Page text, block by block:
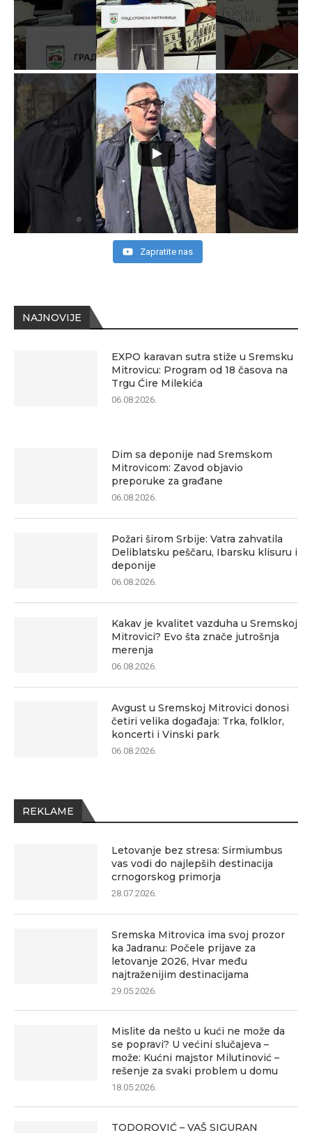
NAJNOVIJE
EXPO karavan sutra stiže u Sremsku
Mitrovicu: Program od 18 časova na
Trgu Ćire Milekića
06.08.2026.
Dim sa deponije nad Sremskom
Mitrovicom: Zavod objavio
preporuke za građane
06.08.2026.
Požari širom Srbije: Vatra zahvatila
Deliblatsku peščaru, Ibarsku klisuru i
deponije
06.08.2026.
Kakav je kvalitet vazduha u Sremskoj
Mitrovici? Evo šta znače jutrošnja
merenja
06.08.2026.
Avgust u Sremskoj Mitrovici donosi
četiri velika događaja: Trka, folklor,
koncerti i Vinski park
06.08.2026.
REKLAME
Letovanje bez stresa: Sirmiumbus
vas vodi do najlepših destinacija
crnogorskog primorja
28.07.2026.
Sremska Mitrovica ima svoj prozor
ka Jadranu: Počele prijave za
letovanje 2026, Hvar među
najtraženijim destinacijama
29.05.2026.
Mislite da nešto u kući ne može da
se popravi? U većini slučajeva –
može: Kućni majstor Milutinović –
rešenje za svaki problem u domu
18.05.2026.
TODOROVIĆ – VAŠ SIGURAN
Zapratite nas